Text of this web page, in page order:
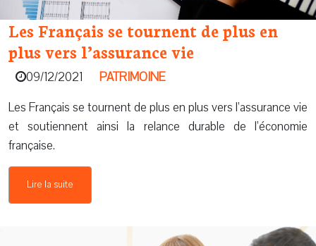
Les Français se tournent de plus en
plus vers l’assurance vie
09/12/2021
PATRIMOINE
Les Français se tournent de plus en plus vers l’assurance vie
et soutiennent ainsi la relance durable de l’économie
française.
Lire la suite